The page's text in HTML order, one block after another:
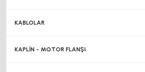
KABLOLAR
KAPLİN - MOTOR FLANŞI